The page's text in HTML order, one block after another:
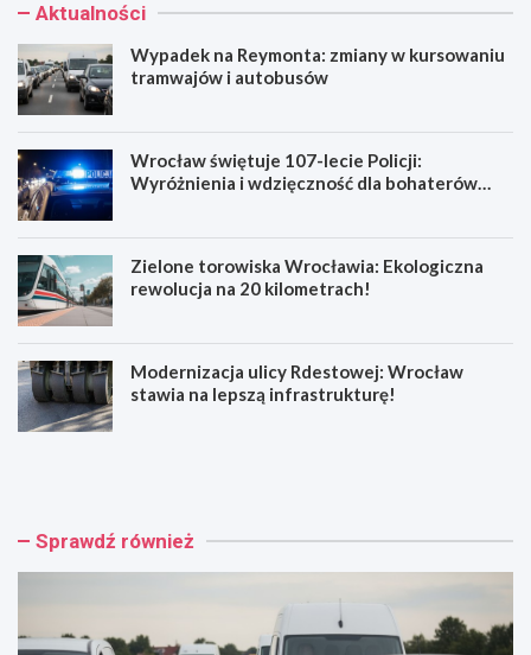
Aktualności
Wypadek na Reymonta: zmiany w kursowaniu
tramwajów i autobusów
Wrocław świętuje 107-lecie Policji:
Wyróżnienia i wdzięczność dla bohaterów
Zielone torowiska Wrocławia: Ekologiczna
rewolucja na 20 kilometrach!
Modernizacja ulicy Rdestowej: Wrocław
stawia na lepszą infrastrukturę!
W
e
R
W
a
i
Sprawdź również